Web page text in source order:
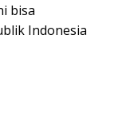
bisa
Indonesia